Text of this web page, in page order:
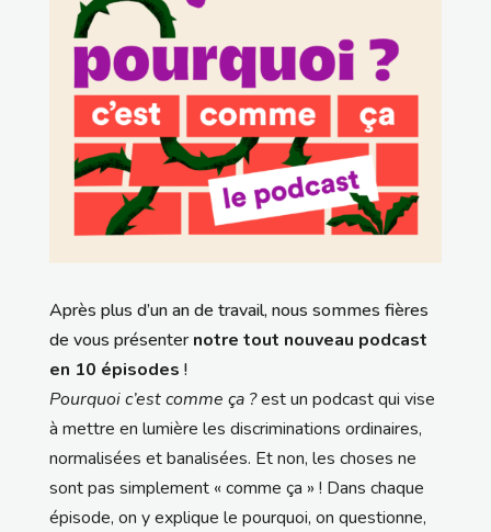
Après plus d’un an de travail, nous sommes fières
de vous présenternotre tout nouveau podcast
en 10 épisodes !
Pourquoi c’est comme ça ?est un podcastqui vise
à mettre en lumière les discriminations ordinaires,
normalisées et banalisées. Et non, les choses ne
sont pas simplement « comme ça » ! Dans chaque
épisode, on y explique le pourquoi, on questionne,